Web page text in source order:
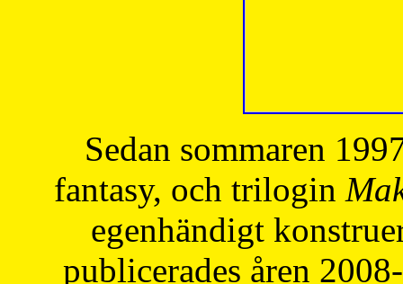
Sedan sommaren
fantasy, och trilogin
egenhändigt
publicerades åren